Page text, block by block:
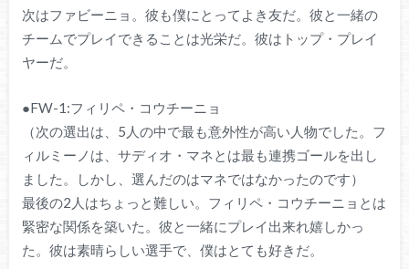
次はファビーニョ。彼も僕にとってよき友だ。彼と一緒の
チームでプレイできることは光栄だ。彼はトップ・プレイ
ヤーだ。
●FW-1:フィリペ・コウチーニョ
（次の選出は、5人の中で最も意外性が高い人物でした。フ
ィルミーノは、サディオ・マネとは最も連携ゴールを出し
ました。しかし、選んだのはマネではなかったのです）
最後の2人はちょっと難しい。フィリペ・コウチーニョとは
緊密な関係を築いた。彼と一緒にプレイ出来れ嬉しかっ
た。彼は素晴らしい選手で、僕はとても好きだ。